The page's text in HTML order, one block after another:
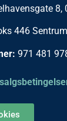
8,
446
971 481